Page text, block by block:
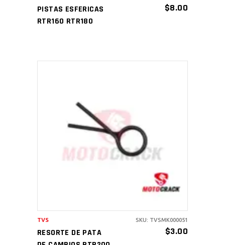
PISTAS ESFERICAS
RTR160 RTR180
$8.00
AÑADIR AL CARRITO
RESORTE DE PATA
$3.00
TVS SKU: TVSMK000051